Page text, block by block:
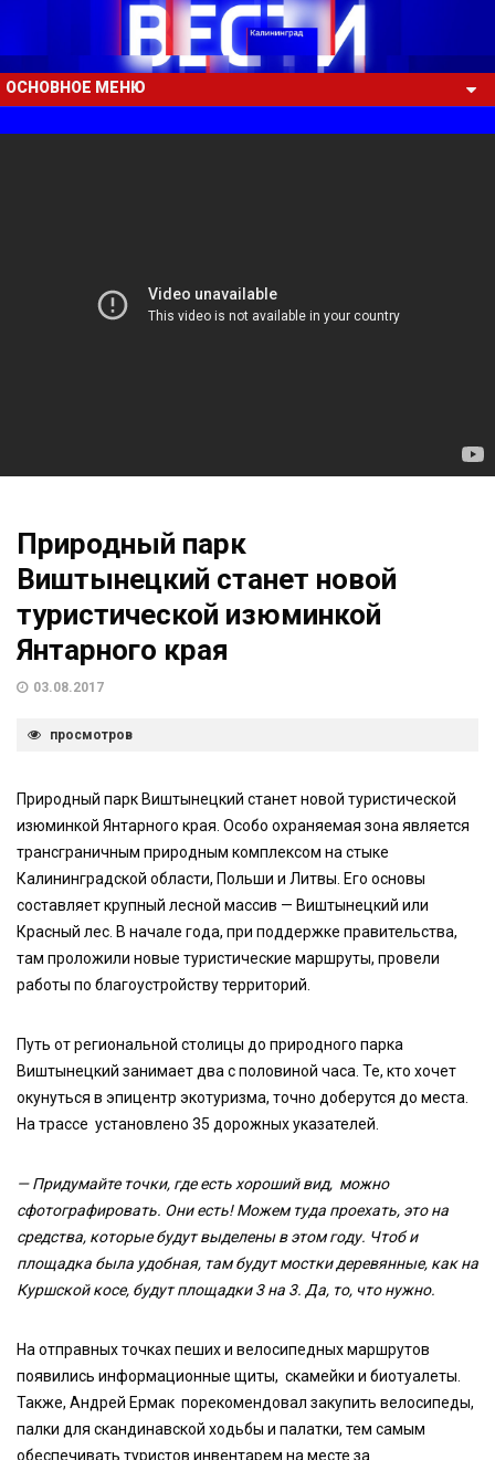
ОСНОВНОЕ МЕНЮ
Природный парк
Виштынецкий станет новой
туристической изюминкой
Янтарного края
03.08.2017
просмотров
Природный парк Виштынецкий станет новой туристической
изюминкой Янтарного края. Особо охраняемая зона является
трансграничным природным комплексом на стыке
Калининградской области, Польши и Литвы. Его основы
составляет крупный лесной массив — Виштынецкий или
Красный лес. В начале года, при поддержке правительства,
там проложили новые туристические маршруты, провели
работы по благоустройству территорий.
Путь от региональной столицы до природного парка
Виштынецкий занимает два с половиной часа. Те, кто хочет
окунуться в эпицентр экотуризма, точно доберутся до места.
На трассе установлено 35 дорожных указателей.
— Придумайте точки, где есть хороший вид, можно
сфотографировать. Они есть! Можем туда проехать, это на
средства, которые будут выделены в этом году. Чтоб и
площадка была удобная, там будут мостки деревянные, как на
Куршской косе, будут площадки 3 на 3. Да, то, что нужно.
На отправных точках пеших и велосипедных маршрутов
появились информационные щиты, скамейки и биотуалеты.
Также, Андрей Ермак порекомендовал закупить велосипеды,
палки для скандинавской ходьбы и палатки, тем самым
обеспечивать туристов инвентарем на месте за